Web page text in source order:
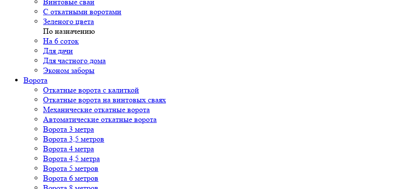
С откатными воротами
Зеленого цвета
По назначению
На 6 соток
Для дачи
Для частного дома
Эконом заборы
Ворота
Откатные ворота с калиткой
Откатные ворота на винтовых сваях
Механические откатные ворота
Автоматические откатные ворота
Ворота 3 метра
Ворота 3,5 метров
Ворота 4 метра
Ворота 4,5 метра
Ворота 5 метров
Ворота 6 метров